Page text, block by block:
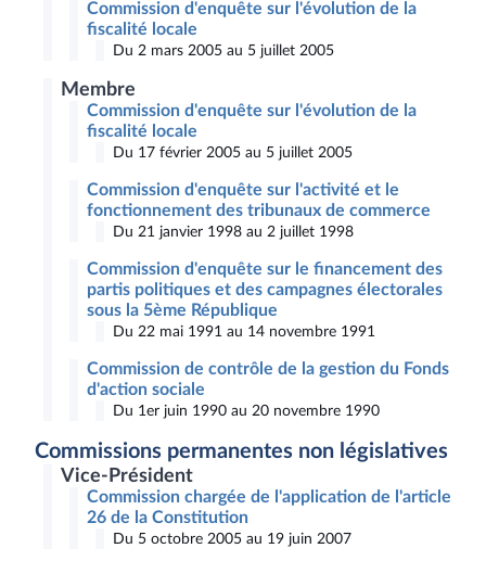
Commission d'enquête sur l'évolution de la
fiscalité locale
Du 2 mars 2005 au 5 juillet 2005
Membre
Commission d'enquête sur l'évolution de la
fiscalité locale
Du 17 février 2005 au 5 juillet 2005
Commission d'enquête sur l'activité et le
fonctionnement des tribunaux de commerce
Du 21 janvier 1998 au 2 juillet 1998
Commission d'enquête sur le financement des
partis politiques et des campagnes électorales
sous la 5ème République
Du 22 mai 1991 au 14 novembre 1991
Commission de contrôle de la gestion du Fonds
d'action sociale
Du 1er juin 1990 au 20 novembre 1990
Commissions permanentes non législatives
Vice-Président
Commission chargée de l'application de l'article
26 de la Constitution
Du 5 octobre 2005 au 19 juin 2007